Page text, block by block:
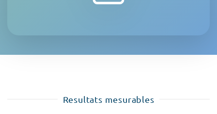
Resultats mesurables